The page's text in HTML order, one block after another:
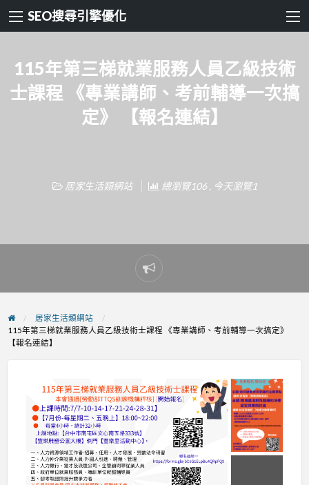
SEO搜尋引擎優化
115年第三梯就業服務人員乙級技術
士課程 《專業講師、考前輔導一次搞
定》 【報名連結】
居家生活類網站 總瀏覽106 , 今天瀏覽1
Report
problem
居家生活類網站
115年第三梯就業服務人員乙級技術士課程 《專業講師、考前輔導一次搞定》
【報名連結】